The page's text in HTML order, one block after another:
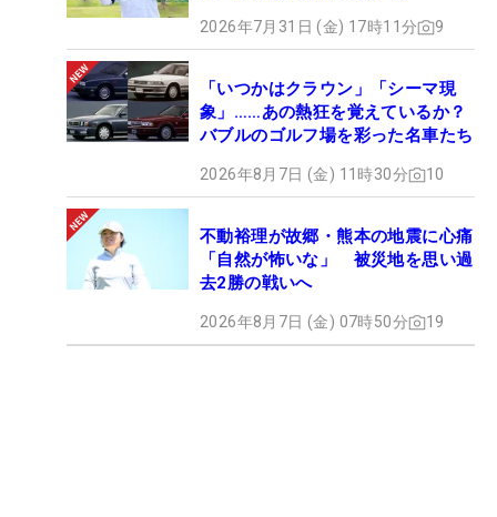
2026年7月31日 (金) 17時11分 9
「いつかはクラウン」「シーマ現
象」……あの熱狂を覚えているか？
バブルのゴルフ場を彩った名車たち
2026年8月7日 (金) 11時30分 10
不動裕理が故郷・熊本の地震に心痛
「自然が怖いな」 被災地を思い過
去2勝の戦いへ
2026年8月7日 (金) 07時50分 19